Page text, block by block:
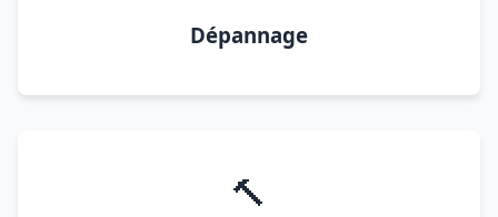
Dépannage
🔨